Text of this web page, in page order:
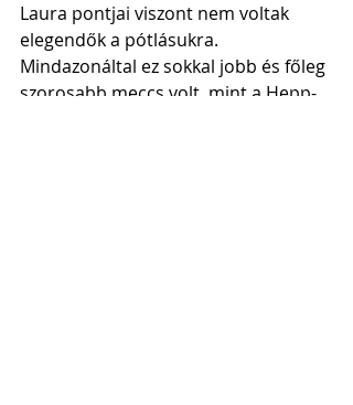
Laura pontjai viszont nem voltak
elegendők a pótlásukra.
Mindazonáltal ez sokkal jobb és főleg
szorosabb meccs volt, mint a Hepp-